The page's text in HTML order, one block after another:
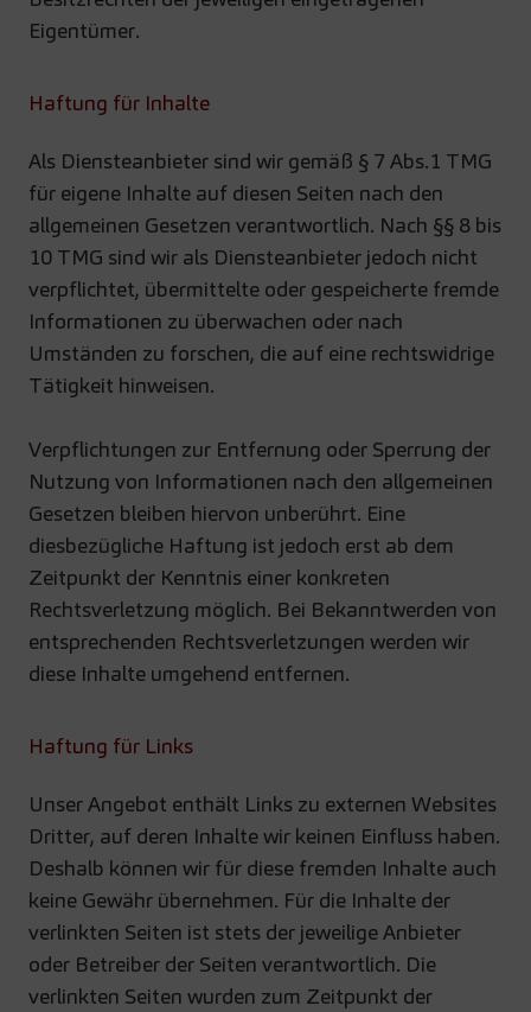
Eigentümer.
Haftung für Inhalte
Als Diensteanbieter sind wir gemäß § 7 Abs.1 TMG
für eigene Inhalte auf diesen Seiten nach den
allgemeinen Gesetzen verantwortlich. Nach §§ 8 bis
10 TMG sind wir als Diensteanbieter jedoch nicht
verpflichtet, übermittelte oder gespeicherte fremde
Informationen zu überwachen oder nach
Umständen zu forschen, die auf eine rechtswidrige
Tätigkeit hinweisen.
Verpflichtungen zur Entfernung oder Sperrung der
Nutzung von Informationen nach den allgemeinen
Gesetzen bleiben hiervon unberührt. Eine
diesbezügliche Haftung ist jedoch erst ab dem
Zeitpunkt der Kenntnis einer konkreten
Rechtsverletzung möglich. Bei Bekanntwerden von
entsprechenden Rechtsverletzungen werden wir
diese Inhalte umgehend entfernen.
Haftung für Links
Unser Angebot enthält Links zu externen Websites
Dritter, auf deren Inhalte wir keinen Einfluss haben.
Deshalb können wir für diese fremden Inhalte auch
keine Gewähr übernehmen. Für die Inhalte der
verlinkten Seiten ist stets der jeweilige Anbieter
oder Betreiber der Seiten verantwortlich. Die
verlinkten Seiten wurden zum Zeitpunkt der